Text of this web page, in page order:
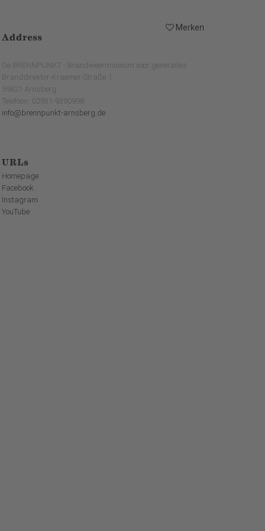
Merken
Address
De BRENNPUNKT - Brandweermuseum voor generaties
Branddirektor-Kraemer-Straße 1
59821 Arnsberg
Telefoon: 02931-9390998
info@brennpunkt-arnsberg.de
URLs
Homepage
Facebook
Instagram
YouTube